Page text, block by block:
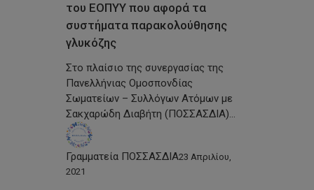
του ΕΟΠΥΥ που αφορά τα
συστήματα παρακολούθησης
γλυκόζης
Στο πλαίσιο της συνεργασίας της
Πανελλήνιας Ομοσπονδίας
Σωματείων – Συλλόγων Ατόμων με
Σακχαρώδη Διαβήτη (ΠΟΣΣΑΣΔΙΑ)…
Γραμματεία ΠΟΣΣΑΣΔΙΑ23 Απριλίου,
2021